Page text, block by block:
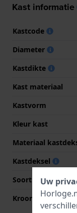
Kast informatie
Kastcode
Diameter
Kastdikte
Kast materiaal
Kastvorm
Kleur kast
Materiaal
Kastdeksel
Soort glas
Kroon
Uw